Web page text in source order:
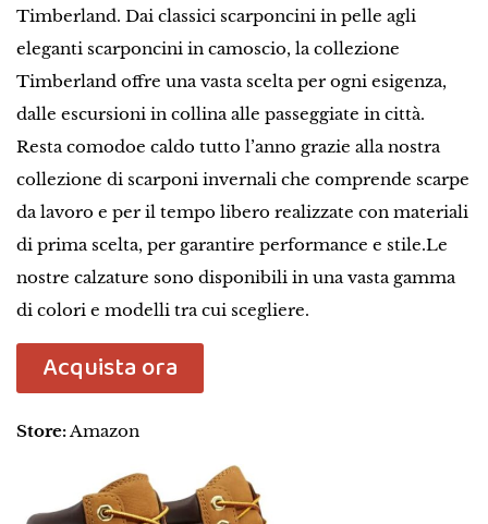
Timberland. Dai classici scarponcini in pelle agli
eleganti scarponcini in camoscio, la collezione
Timberland offre una vasta scelta per ogni esigenza,
dalle escursioni in collina alle passeggiate in città.
Resta comodoe caldo tutto l’anno grazie alla nostra
collezione di scarponi invernali che comprende scarpe
da lavoro e per il tempo libero realizzate con materiali
di prima scelta, per garantire performance e stile.Le
nostre calzature sono disponibili in una vasta gamma
di colori e modelli tra cui scegliere.
Acquista ora
Store:Amazon